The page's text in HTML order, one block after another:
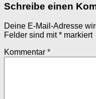
Schreibe einen
Deine E-Mail-Adresse
Felder sind mit* markiert
Kommentar *